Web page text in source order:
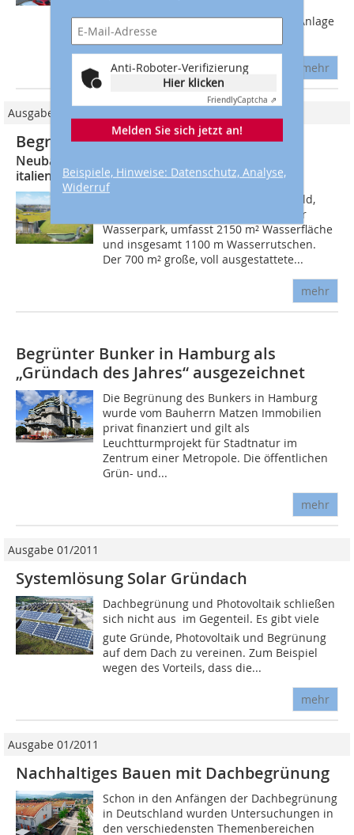
Anti-Roboter-Verifizierung
Hier klicken
FriendlyCaptcha ⇗
Melden Sie sich jetzt an!
Beispiele, Hinweise: Datenschutz, Analyse,
Widerruf
Dachbegrünung die Leistung der PV-Anlage
und trägt damit zur...
mehr
Ausgabe 02/2014
Begrünte Holzkuppel
Neubau des Wellness-Tempels Aquaworld im
italienischen Concorezzo
Das Spaß- und Wellnessbad Aquaworld,
Italiens erster vollständig überdachter
Wasserpark, umfasst 2150 m² Wasserfläche
und insgesamt 1100 m Wasserrutschen.
Der 700 m² große, voll ausgestattete...
mehr
Begrünter Bunker in Hamburg als
„Gründach des Jahres“ ausgezeichnet
Die Begrünung des Bunkers in Hamburg
wurde vom Bauherrn Matzen Immobilien
privat finanziert und gilt als
Leuchtturmprojekt für Stadtnatur im
Zentrum einer Metropole. Die öffentlichen
Grün- und...
mehr
Ausgabe 01/2011
Systemlösung Solar Gründach
Dachbegrünung und Photovoltaik schließen
sich nicht aus  im Gegenteil. Es gibt viele
gute Gründe, Photovoltaik und Begrünung
auf dem Dach zu vereinen. Zum Beispiel
wegen des Vorteils, dass die...
mehr
Ausgabe 01/2011
Nachhaltiges Bauen mit Dachbegrünung
Schon in den Anfängen der Dachbegrünung
in Deutschland wurden Untersuchungen in
den verschiedensten Themenbereichen